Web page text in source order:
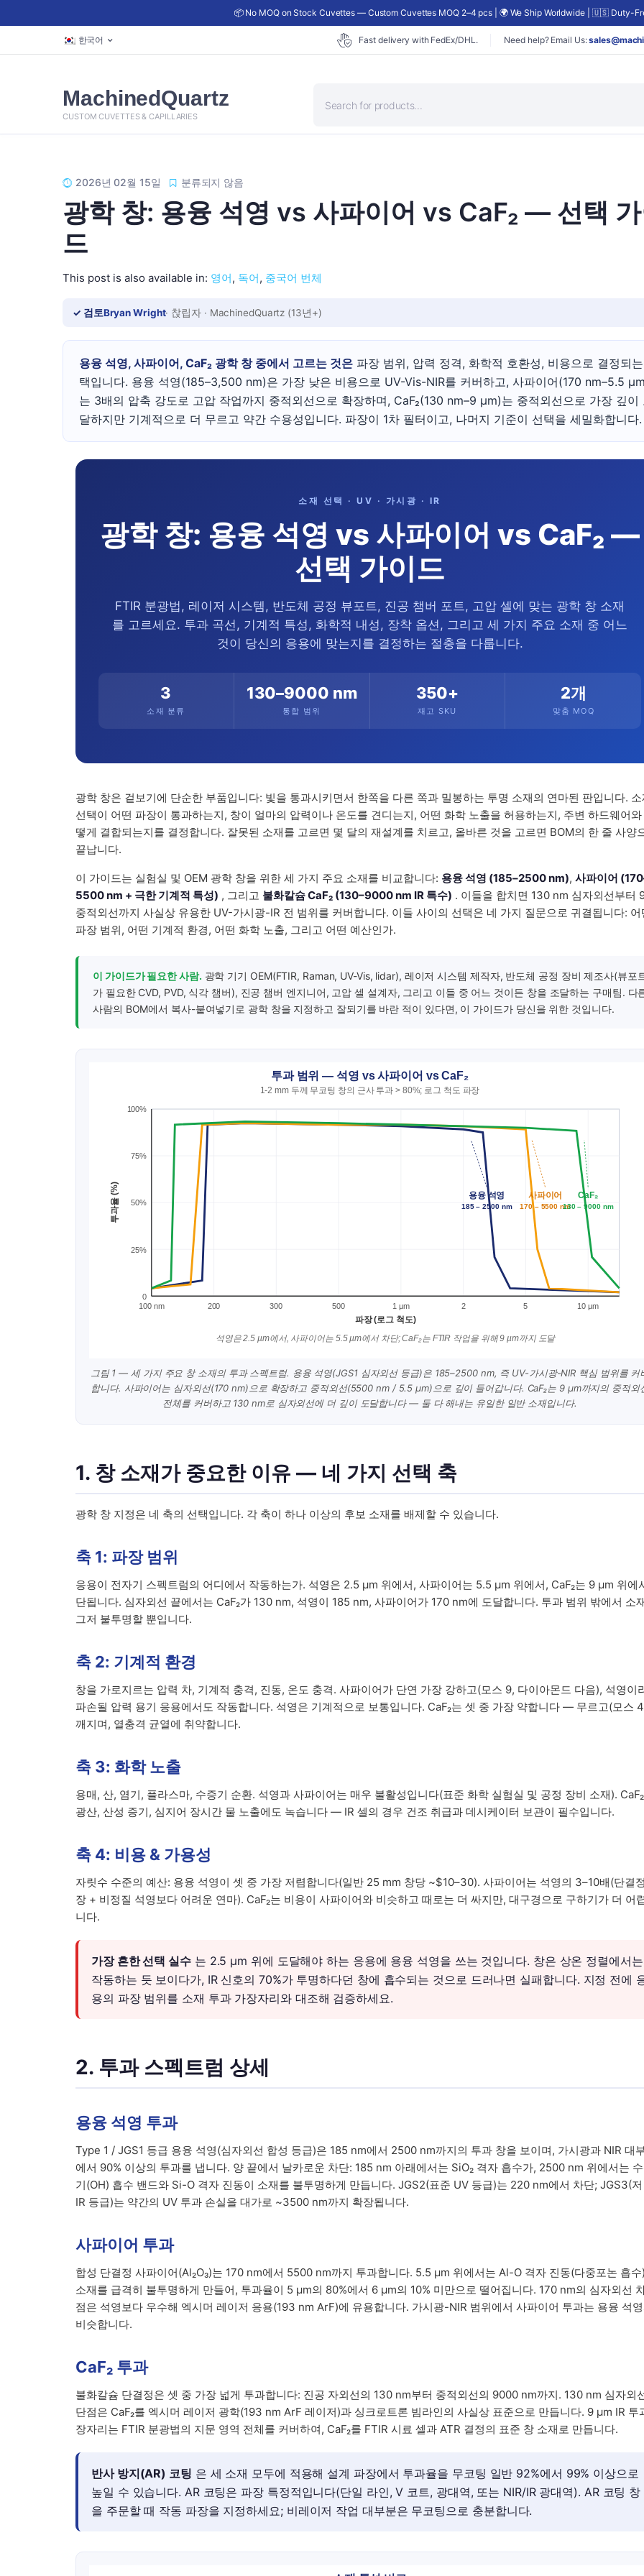
📦 No MOQ on Stock Cuvettes — Custom Cuvettes MOQ 2–4 pcs | 🌍 We Ship Worldwide | 🇺🇸 Duty-
한국어 Fast delivery with FedEx/DHL. Need help? Email Us:
MachinedQuartz
CUSTOM CUVETTES & CAPILLARIES
2026년 02월 15일 분류되지 않음
광학 창: 용융 석영 vs 사파이어 vs CaF₂ — 선택
드
This post is also available in: 영어 독어 중국어 번체
✓ 검토Bryan Wright· 찭립자 · MachinedQuartz (13년+)
용융 석영, 사파이어, CaF₂ 광학 창 중에서 고르는 것은 파장 범위, 압력 정격, 화학적 호환성, 비용으로 결정되
택입니다. 용융 석영(185–3,500 nm)은 가장 낮은 비용으로 UV-Vis-NIR를 커버하고, 사파이어(170 nm–5.5
는 3배의 압축 강도로 고압 작업까지 중적외선으로 확장하며, CaF₂(130 nm–9 µm)는 중적외선으로 가장 깊이
달하지만 기계적으로 더 무르고 약간 수용성입니다. 파장이 1차 필터이고, 나머지 기준이 선택을 세밀화합니다.
소재 선택 · UV · 가시광 · IR
광학 창: 용융 석영 vs 사파이어 vs CaF₂ —
선택 가이드
FTIR 분광법, 레이저 시스템, 반도체 공정 뷰포트, 진공 챔버 포트, 고압 셀에 맞는 광학 창 소재
를 고르세요. 투과 곡선, 기계적 특성, 화학적 내성, 장착 옵션, 그리고 세 가지 주요 소재 중 어느
것이 당신의 응용에 맞는지를 결정하는 절충을 다룹니다.
3
소재 분류
130–9000 nm
통합 범위
350+
재고 SKU
2개
맞춤 MOQ
광학 창은 겉보기에 단순한 부품입니다: 빛을 통과시키면서 한쪽을 다른 쪽과 밀봉하는 투명 소재의 연마된 판입니다. 소
선택이 어떤 파장이 통과하는지, 창이 얼마의 압력이나 온도를 견디는지, 어떤 화학 노출을 허용하는지, 주변 하드웨어와
떻게 결합되는지를 결정합니다. 잘못된 소재를 고르면 몇 달의 재설계를 치르고, 올바른 것을 고르면 BOM의 한 줄 사양
끝납니다.
이 가이드는 실험실 및 OEM 광학 창을 위한 세 가지 주요 소재를 비교합니다: 용융 석영 (185–2500 nm), 사파이어
5500 nm + 극한 기계적 특성) , 그리고 불화칼슘 CaF₂ (130–9000 nm IR 특수) . 이들을 합치면 130 nm 심자외선부터
중적외선까지 사실상 유용한 UV-가시광-IR 전 범위를 커버합니다. 이들 사이의 선택은 네 가지 질문으로 귀결됩니다: 어
파장 범위, 어떤 기계적 환경, 어떤 화학 노출, 그리고 어떤 예산인가.
이 가이드가 필요한 사람. 광학 기기 OEM(FTIR, Raman, UV-Vis, lidar), 레이저 시스템 제작자, 반도체 공정 장비 제조사(뷰포
가 필요한 CVD, PVD, 식각 챔버), 진공 챔버 엔지니어, 고압 셀 설계자, 그리고 이들 중 어느 것이든 창을 조달하는 구매팀. 다
사람의 BOM에서 복사-붙여넣기로 광학 창을 지정하고 잘되기를 바란 적이 있다면, 이 가이드가 당신을 위한 것입니다.
투과 범위 — 석영 vs 사파이어 vs CaF₂
1-2 mm 두께 무코팅 창의 근사 투과 > 80%; 로그 척도 파장
100 nm 200 300 500 1 µm 2 5 10 µm
파장 (로그 척도)
100%
75%
50%
25%
0
투과율 (%) 용융 석영
185 – 2500 nm
사파이어
170 – 5500 nm
CaF₂
130 – 9000 nm
석영은 2.5 µm에서, 사파이어는 5.5 µm에서 차단; CaF₂는 FTIR 작업을 위해 9 µm까지 도달
그림 1 — 세 가지 주요 창 소재의 투과 스펙트럼. 용융 석영(JGS1 심자외선 등급)은 185–2500 nm, 즉 UV-가시광-NIR 핵심 범위를 커
합니다. 사파이어는 심자외선(170 nm)으로 확장하고 중적외선(5500 nm / 5.5 µm)으로 깊이 들어갑니다. CaF₂는 9 µm까지의 중적외
전체를 커버하고 130 nm로 심자외선에 더 깊이 도달합니다 — 둘 다 해내는 유일한 일반 소재입니다.
1. 창 소재가 중요한 이유 — 네 가지 선택 축
광학 창 지정은 네 축의 선택입니다. 각 축이 하나 이상의 후보 소재를 배제할 수 있습니다.
축 1: 파장 범위
응용이 전자기 스펙트럼의 어디에서 작동하는가. 석영은 2.5 µm 위에서, 사파이어는 5.5 µm 위에서, CaF₂는 9 µm 위에
단됩니다. 심자외선 끝에서는 CaF₂가 130 nm, 석영이 185 nm, 사파이어가 170 nm에 도달합니다. 투과 범위 밖에서 소
그저 불투명할 뿐입니다.
축 2: 기계적 환경
창을 가로지르는 압력 차, 기계적 충격, 진동, 온도 충격. 사파이어가 단연 가장 강하고(모스 9, 다이아몬드 다음), 석영이
파손될 압력 용기 응용에서도 작동합니다. 석영은 기계적으로 보통입니다. CaF₂는 셋 중 가장 약합니다 — 무르고(모스
깨지며, 열충격 균열에 취약합니다.
축 3: 화학 노출
용매, 산, 염기, 플라스마, 수증기 순환. 석영과 사파이어는 매우 불활성입니다(표준 화학 실험실 및 공정 장비 소재).
광산, 산성 증기, 심지어 장시간 물 노출에도 녹습니다 — IR 셀의 경우 건조 취급과 데시케이터 보관이 필수입니다.
축 4: 비용 & 가용성
자릿수 수준의 예산: 용융 석영이 셋 중 가장 저렴합니다(일반 25 mm 창당 ~$10–30). 사파이어는 석영의 3–10배(단결
장 + 비정질 석영보다 어려운 연마). CaF₂는 비용이 사파이어와 비슷하고 때로는 더 싸지만, 대구경으로 구하기가 더 어
니다.
가장 흔한 선택 실수는 2.5 µm 위에 도달해야 하는 응용에 용융 석영을 쓰는 것입니다. 창은 상온 정렬에서는
작동하는 듯 보이다가, IR 신호의 70%가 투명하다던 창에 흡수되는 것으로 드러나면 실패합니다. 지정 전에
용의 파장 범위를 소재 투과 가장자리와 대조해 검증하세요.
2. 투과 스펙트럼 상세
용융 석영 투과
Type 1 / JGS1 등급 용융 석영(심자외선 합성 등급)은 185 nm에서 2500 nm까지의 투과 창을 보이며, 가시광과 NIR 대
에서 90% 이상의 투과를 냅니다. 양 끝에서 날카로운 차단: 185 nm 아래에서는 SiO₂ 격자 흡수가, 2500 nm 위에서는
기(OH) 흡수 밴드와 Si-O 격자 진동이 소재를 불투명하게 만듭니다. JGS2(표준 UV 등급)는 220 nm에서 차단; JGS3(저
IR 등급)는 약간의 UV 투과 손실을 대가로 ~3500 nm까지 확장됩니다.
사파이어 투과
합성 단결정 사파이어(Al₂O₃)는 170 nm에서 5500 nm까지 투과합니다. 5.5 µm 위에서는 Al-O 격자 진동(다중포논 흡수
소재를 급격히 불투명하게 만들어, 투과율이 5 µm의 80%에서 6 µm의 10% 미만으로 떨어집니다. 170 nm의 심자외선
점은 석영보다 우수해 엑시머 레이저 응용(193 nm ArF)에 유용합니다. 가시광-NIR 범위에서 사파이어 투과는 용융 석
비슷합니다.
CaF₂ 투과
불화칼슘 단결정은 셋 중 가장 넓게 투과합니다: 진공 자외선의 130 nm부터 중적외선의 9000 nm까지. 130 nm 심자외
단점은 CaF₂를 엑시머 레이저 광학(193 nm ArF 레이저)과 싱크로트론 빔라인의 사실상 표준으로 만듭니다. 9 µm IR 투
장자리는 FTIR 분광법의 지문 영역 전체를 커버하여, CaF₂를 FTIR 시료 셀과 ATR 결정의 표준 창 소재로 만듭니다.
반사 방지(AR) 코팅 은 세 소재 모두에 적용해 설계 파장에서 투과율을 무코팅 일반 92%에서 99% 이상으로
높일 수 있습니다. AR 코팅은 파장 특정적입니다(단일 라인, V 코트, 광대역, 또는 NIR/IR 광대역). AR 코팅 창
을 주문할 때 작동 파장을 지정하세요; 비레이저 작업 대부분은 무코팅으로 충분합니다.